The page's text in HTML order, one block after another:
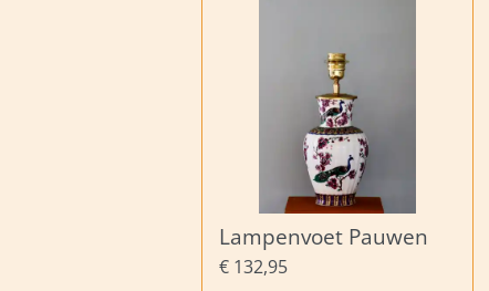
Lampenvoet Pauwen
€ 132,95